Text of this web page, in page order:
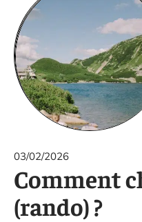
03/02/2026
Comment
(rando) ?